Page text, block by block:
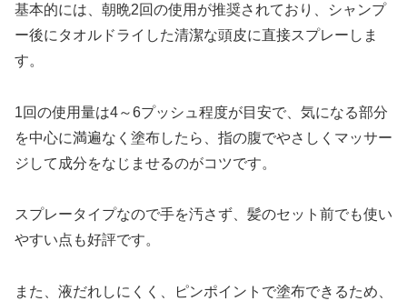
基本的には、朝晩2回の使用が推奨されており、シャンプ
ー後にタオルドライした清潔な頭皮に直接スプレーしま
す。
1回の使用量は4～6プッシュ程度が目安で、気になる部分
を中心に満遍なく塗布したら、指の腹でやさしくマッサー
ジして成分をなじませるのがコツです。
スプレータイプなので手を汚さず、髪のセット前でも使い
やすい点も好評です。
また、液だれしにくく、ピンポイントで塗布できるため、